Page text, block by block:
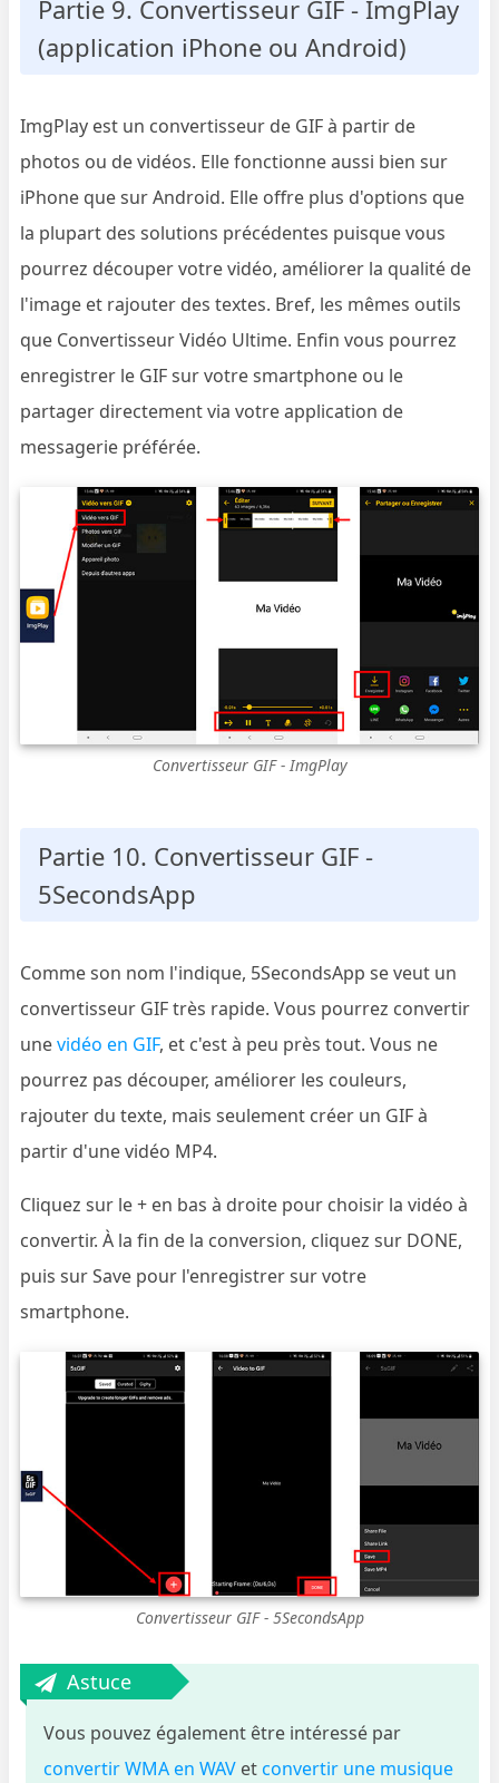
Partie 9. Convertisseur GIF - ImgPlay
(application iPhone ou Android)
ImgPlay est un convertisseur de GIF à partir de
photos ou de vidéos. Elle fonctionne aussi bien sur
iPhone que sur Android. Elle offre plus d'options que
la plupart des solutions précédentes puisque vous
pourrez découper votre vidéo, améliorer la qualité de
l'image et rajouter des textes. Bref, les mêmes outils
que Convertisseur Vidéo Ultime. Enfin vous pourrez
enregistrer le GIF sur votre smartphone ou le
partager directement via votre application de
messagerie préférée.
Convertisseur GIF - ImgPlay
Partie 10. Convertisseur GIF -
5SecondsApp
Comme son nom l'indique, 5SecondsApp se veut un
convertisseur GIF très rapide. Vous pourrez convertir
unevidéo en GIF, et c'est à peu près tout. Vous ne
pourrez pas découper, améliorer les couleurs,
rajouter du texte, mais seulement créer un GIF à
partir d'une vidéo MP4.
Cliquez sur le + en bas à droite pour choisir la vidéo à
convertir. À la fin de la conversion, cliquez sur DONE,
puis sur Save pour l'enregistrer sur votre
smartphone.
Convertisseur GIF - 5SecondsApp
Astuce
Vous pouvez également être intéressé par
convertir WMA en WAV etconvertir une musique